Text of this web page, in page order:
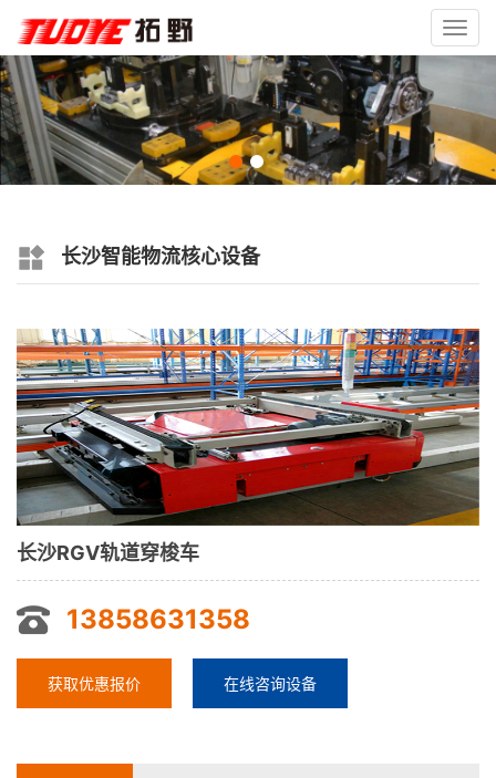
长沙智能物流核心设备
长沙RGV轨道穿梭车
13858631358
获取优惠报价 在线咨询设备